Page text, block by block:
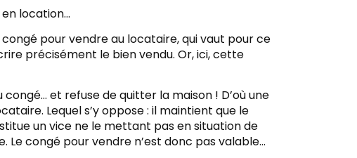
en location…
pour vendre au locataire, qui vaut pour ce
précisément le bien vendu. Or, ici, cette
et refuse de quitter la maison ! D’où une
Lequel s’y oppose : il maintient que le
un vice ne le mettant pas en situation de
congé pour vendre n’est donc pas valable…